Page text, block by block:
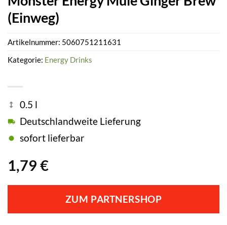
(Einweg)
1,79 €
0.5 l
Deutschlandweite Lieferung
sofort lieferbar
ZUM PARTNERSHOP
Artikelnummer: 5060751211631
Kategorie: Energy Drinks